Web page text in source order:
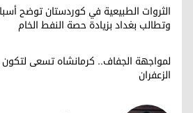
الثروات الطبيعية في كوردستان توضح
وتطالب بغداد بزيادة حصة النفط الخام
لمواجهة الجفاف.. كرمانشاه تسعى لتكون
الزعفران